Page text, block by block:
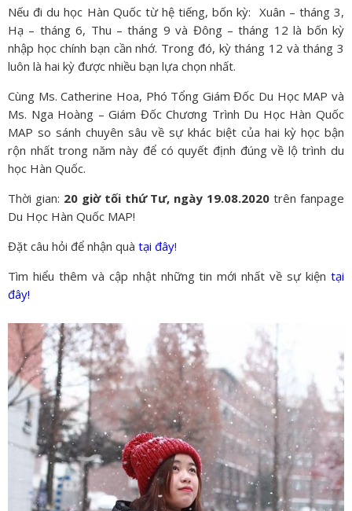
Nếu đi du học Hàn Quốc từ hệ tiếng, bốn kỳ: Xuân – tháng 3,
Hạ – tháng 6, Thu – tháng 9 và Đông – tháng 12 là bốn kỳ
nhập học chính bạn cần nhớ. Trong đó, kỳ tháng 12 và tháng 3
luôn là hai kỳ được nhiều bạn lựa chọn nhất.
Cùng Ms. Catherine Hoa, Phó Tổng Giám Đốc Du Học MAP và
Ms. Nga Hoàng – Giám Đốc Chương Trình Du Học Hàn Quốc
MAP so sánh chuyên sâu về sự khác biệt của hai kỳ học bận
rộn nhất trong năm này để có quyết định đúng về lộ trình du
học Hàn Quốc.
Thời gian: 20 giờ tối thứ Tư, ngày 19.08.2020 trên fanpage
Du Học Hàn Quốc MAP!
Đặt câu hỏi để nhận quà tại đây!
Tìm hiểu thêm và cập nhật những tin mới nhất về sự kiện tại
đây!